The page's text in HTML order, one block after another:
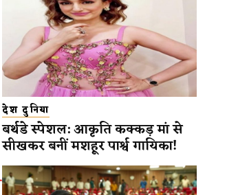
देश दुनिया
बर्थडे स्पेशल: आकृति कक्कड़ मां से
सीखकर बनीं मशहूर पार्श्व गायिका!